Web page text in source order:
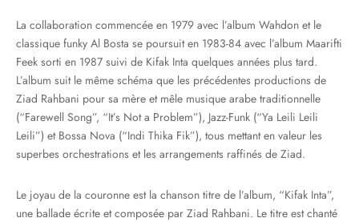
La collaboration commencée en 1979 avec l’album Wahdon et le
classique funky Al Bosta se poursuit en 1983-84 avec l’album Maarifti
Feek sorti en 1987 suivi de Kifak Inta quelques années plus tard.
L’album suit le même schéma que les précédentes productions de
Ziad Rahbani pour sa mère et mêle musique arabe traditionnelle
(“Farewell Song”, “It’s Not a Problem”), Jazz-Funk (“Ya Leili Leili
Leili”) et Bossa Nova (“Indi Thika Fik”), tous mettant en valeur les
superbes orchestrations et les arrangements raffinés de Ziad.
Le joyau de la couronne est la chanson titre de l’album, “Kifak Inta”,
une ballade écrite et composée par Ziad Rahbani. Le titre est chanté